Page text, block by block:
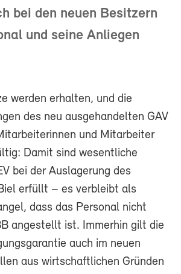
bei den neuen Besitzern
und seine Anliegen
werden erhalten, und die
des neu ausgehandelten GAV
und Mitarbeiter
Damit sind wesentliche
bei der Auslagerung des
erfüllt – es verbleibt als
dass das Personal nicht
angestellt ist. Immerhin gilt die
auch im neuen
aus wirtschaftlichen Gründen